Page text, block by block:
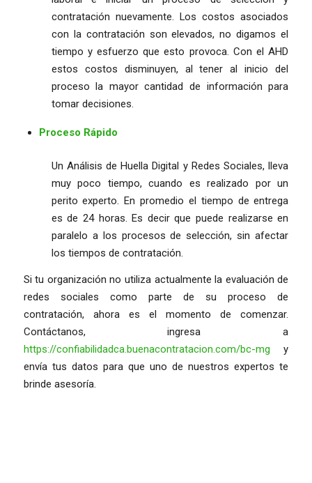
contratación nuevamente. Los costos asociados
con la contratación son elevados, no digamos el
tiempo y esfuerzo que esto provoca. Con el AHD
estos costos disminuyen, al tener al inicio del
proceso la mayor cantidad de información para
tomar decisiones.
Proceso Rápido
Un Análisis de Huella Digital y Redes Sociales, lleva
muy poco tiempo, cuando es realizado por un
perito experto. En promedio el tiempo de entrega
es de 24 horas. Es decir que puede realizarse en
paralelo a los procesos de selección, sin afectar
los tiempos de contratación.
Si tu organización no utiliza actualmente la evaluación de
redes sociales como parte de su proceso de
contratación, ahora es el momento de comenzar.
Contáctanos, ingresa a
https://confiabilidadca.buenacontratacion.com/bc-mg y
envía tus datos para que uno de nuestros expertos te
brinde asesoría.